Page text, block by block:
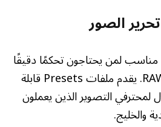
الصور
لمن يحتاجون تحكمًا دقيقًا
في ألوان الصور وصيغ RAW. يقدم ملفات Presets قابلة
لمحترفي التصوير الذين يعملون
والخليج.